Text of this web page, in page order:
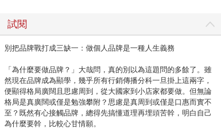
試閱
別把品牌戰打成三缺一：做個人品牌是一種人生義務
「為什麼要做品牌？」大哉問，真的別以為這題問的多餘了。雖
然現在品牌成為顯學，幾乎所有行銷傳播分科一旦掛上這兩字，
便顯得格局廣闊且思慮周到，從大國家到小店家都要做。但無論
格局是真廣闊或僅是勉強攀附？思慮是真周到或僅是口惠而實不
至？既然有心接觸品牌，總得先搞懂道理再埋頭苦幹，明白自己
為什麼要幹，比較心甘情願。